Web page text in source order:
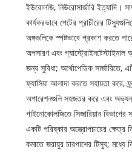
ইউরোলজি, নিউরোসার্জারি ইত্যাদি।
কার্যকরভাবে পেটের প্রাচীরের
অঙ্গগুলিকে স্পষ্টভাবে প্রকাশ করতে
অপসারণ এবং গ্যাস্ট্রোইনটেস্টাইনাল
জন্য সুবিধা; অর্থোপেডিক সার্জারিতে,
ফ্যাসিয়া আলাদা করতে সহায়তা করে,
অপারেশনগুলি সহজতর করে এবং
গাইনোকোলজিতে সিজারিয়ান বিভাগের
একটি পরিষ্কার অস্ত্রোপচারের
কমাতে জরায়ুর চারপাশের টিস্যু; মধ্যে